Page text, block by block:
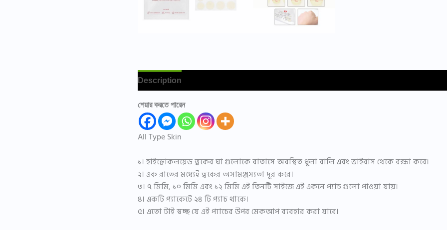
Description
শেয়ার করতে পারেন
All Type Skin
১। হাইড্রোকলয়েড ত্বকের ঘা গুলোকে বাতাসে অবস্থিত ধূলা বালি এবং ভাইরাস থেকে রক্ষা করে।
২। এক রাতের মধ্যেই ত্বকের অসামঞ্জস্যতা দূর করে।
৩। ৭ মিমি, ১০ মিমি এবং ১২ মিমি এই তিনটি সাইজে এই একনে প্যাচ গুলো পাওয়া যায়।
৪। একটি প্যাকেটে ২৪ টি প্যাচ থাকে।
৫। এতো টাই স্বচ্ছ যে এই প্যাচের উপর মেকআপ ব্যবহার করা যাবে।